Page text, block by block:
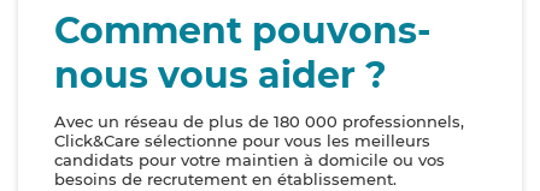
Comment pouvons-
nous vous aider ?
Avec un réseau de plus de 180 000 professionnels,
Click&Care sélectionne pour vous les meilleurs
candidats pour votre maintien à domicile ou vos
besoins de recrutement en établissement.